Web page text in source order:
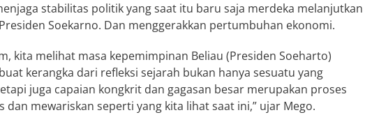
stabilitas politik yang saat itu baru saja merdeka melanjutkan
Soekarno. Dan menggerakkan pertumbuhan ekonomi.
kita melihat masa kepemimpinan Beliau (Presiden Soeharto)
kerangka dari refleksi sejarah bukan hanya sesuatu yang
juga capaian kongkrit dan gagasan besar merupakan proses
dan mewariskan seperti yang kita lihat saat ini,” ujar Mego.